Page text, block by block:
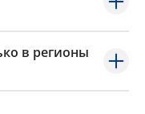
в регионы